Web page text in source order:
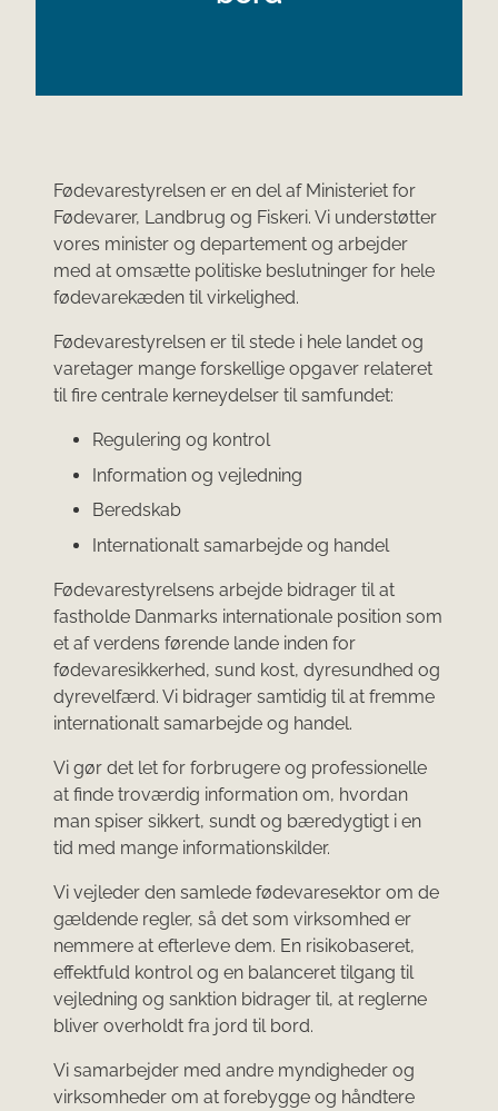
Fødevarestyrelsen er en del af Ministeriet for
Fødevarer, Landbrug og Fiskeri. Vi understøtter
vores minister og departement og arbejder
med at omsætte politiske beslutninger for hele
fødevarekæden til virkelighed.
Fødevarestyrelsen er til stede i hele landet og
varetager mange forskellige opgaver relateret
til fire centrale kerneydelser til samfundet:
Regulering og kontrol
Information og vejledning
Beredskab
Internationalt samarbejde og handel
Fødevarestyrelsens arbejde bidrager til at
fastholde Danmarks internationale position som
et af verdens førende lande inden for
fødevaresikkerhed, sund kost, dyresundhed og
dyrevelfærd. Vi bidrager samtidig til at fremme
internationalt samarbejde og handel.
Vi gør det let for forbrugere og professionelle
at finde troværdig information om, hvordan
man spiser sikkert, sundt og bæredygtigt i en
tid med mange informationskilder.
Vi vejleder den samlede fødevaresektor om de
gældende regler, så det som virksomhed er
nemmere at efterleve dem. En risikobaseret,
effektfuld kontrol og en balanceret tilgang til
vejledning og sanktion bidrager til, at reglerne
bliver overholdt fra jord til bord.
Vi samarbejder med andre myndigheder og
virksomheder om at forebygge og håndtere